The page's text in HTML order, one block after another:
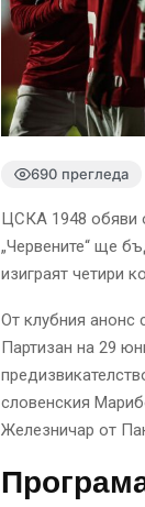
690 прегледа
ЦСКА 1948 обяви
„Червените“ ще
изиграят четири
От клубния анонс
Партизан на 29
словенския
Железничар от